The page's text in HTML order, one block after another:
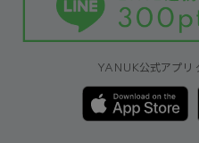
YANUK公式アプリ